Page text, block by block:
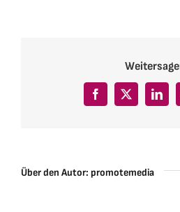
Facebook
X
Über den Autor: promotemedia